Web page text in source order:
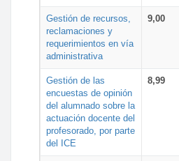
Gestión de recursos,
reclamaciones y
requerimientos en vía
administrativa
9,00
Gestión de las
encuestas de opinión
del alumnado sobre la
actuación docente del
profesorado, por parte
del ICE
8,99